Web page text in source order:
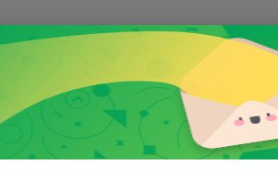
(Po-
Hry Lego Lord of the Rings